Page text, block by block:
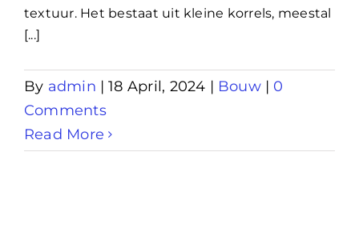
Renovlies
textuur. Het bestaat uit kleine korrels, meestal
[...]
By admin | 18 April, 2024 | Bouw | 0
Comments
Read More